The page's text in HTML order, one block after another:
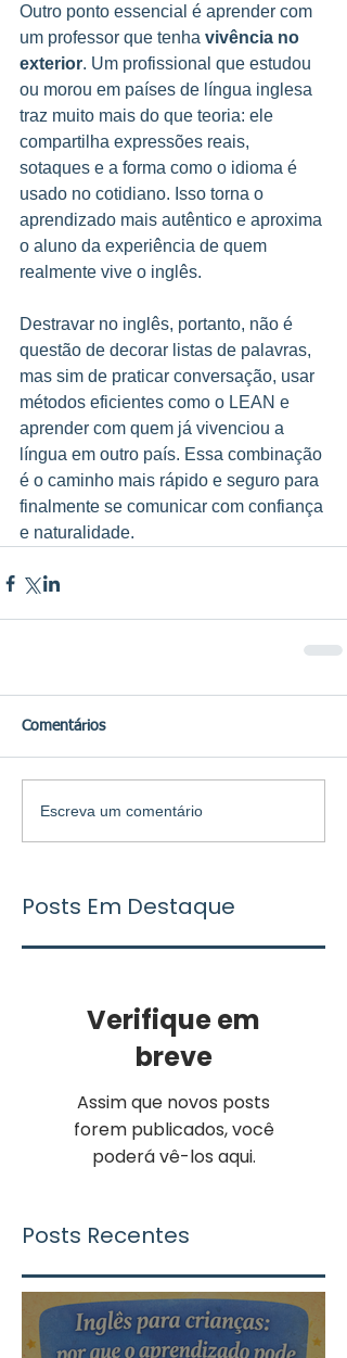
Outro ponto essencial é aprender com
um professor que tenha vivência no
exterior. Um profissional que estudou
ou morou em países de língua inglesa
traz muito mais do que teoria: ele
compartilha expressões reais,
sotaques e a forma como o idioma é
usado no cotidiano. Isso torna o
aprendizado mais autêntico e aproxima
o aluno da experiência de quem
realmente vive o inglês.
Destravar no inglês, portanto, não é
questão de decorar listas de palavras,
mas sim de praticar conversação, usar
métodos eficientes como o LEAN e
aprender com quem já vivenciou a
língua em outro país. Essa combinação
é o caminho mais rápido e seguro para
finalmente se comunicar com confiança
e naturalidade.
Comentários
Escreva um comentário
Posts Em Destaque
Verifique em
breve
Assim que novos posts
forem publicados, você
poderá vê-los aqui.
Posts Recentes